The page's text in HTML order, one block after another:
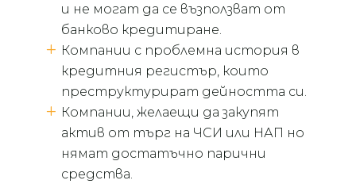
и не могат да се възползват от
банково кредитиране.
Компании с проблемна история в
кредитния регистър, които
преструктурират дейността си.
Компании, желаещи да закупят
актив от търг на ЧСИ или НАП но
нямат достатъчно парични
средства.